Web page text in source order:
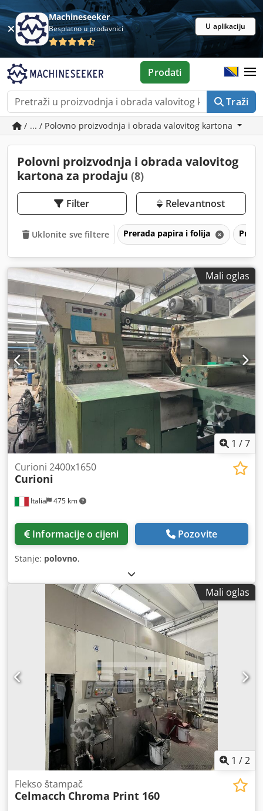
Machineseeker
Besplatno u prodavnici U aplikaciju
Traži
Prodati
/ ... / Polovno proizvodnja i obrada valovitog kartona
Polovni proizvodnja i obrada valovitog
kartona za prodaju (8)
Filter Relevantnost
Uklonite sve filtere Prerada papira i folija
Mali oglas
1 /7
Italia 475 km
Curioni 2400x1650
Curioni
Informacije o cijeni Pozovite
Stanje: polovno,
Mali oglas
1 /2
Flekso štampač
Celmacch Chroma Print 160